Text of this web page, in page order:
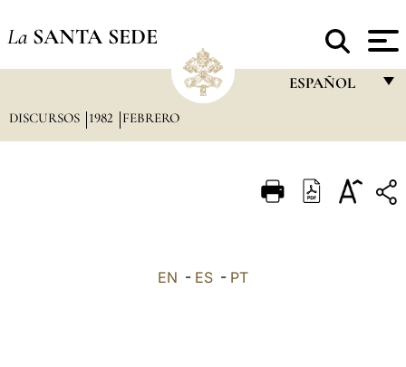
La SANTA SEDE
ESPAÑOL
ITALIANO
DISCURSOS 1982 FEBRERO
EN - ES - PT